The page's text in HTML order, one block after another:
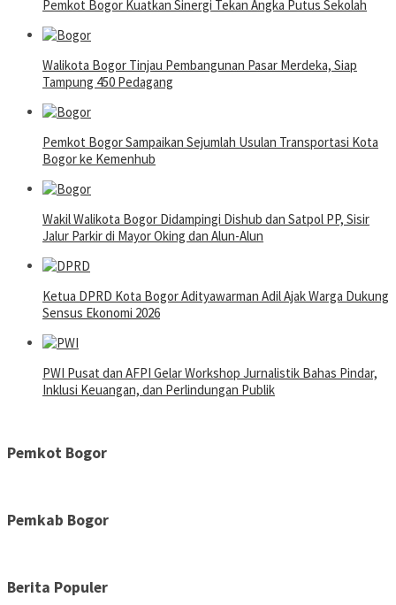
Pemkot Bogor Kuatkan Sinergi Tekan Angka Putus Sekolah
Walikota Bogor Tinjau Pembangunan Pasar Merdeka, Siap
Tampung 450 Pedagang
Pemkot Bogor Sampaikan Sejumlah Usulan Transportasi Kota
Bogor ke Kemenhub
Wakil Walikota Bogor Didampingi Dishub dan Satpol PP, Sisir
Jalur Parkir di Mayor Oking dan Alun-Alun
Ketua DPRD Kota Bogor Adityawarman Adil Ajak Warga Dukung
Sensus Ekonomi 2026
PWI Pusat dan AFPI Gelar Workshop Jurnalistik Bahas Pindar,
Inklusi Keuangan, dan Perlindungan Publik
Pemkot Bogor
Pemkab Bogor
Berita Populer